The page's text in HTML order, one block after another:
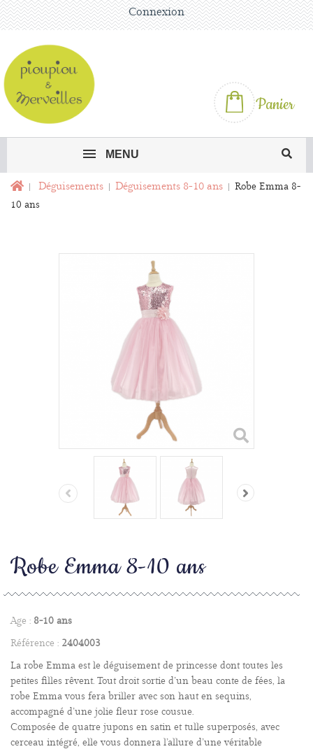
Connexion
Panier
MENU
Déguisements Déguisements 8-10 ans
Robe Emma 8-
10 ans
Robe Emma 8-10 ans
Age : 8-10 ans
Référence : 2404003
La robe Emma est le déguisement de princesse dont toutes les
petites filles rêvent. Tout droit sortie d’un beau conte de fées, la
robe Emma vous fera briller avec son haut en sequins,
accompagné d’une jolie fleur rose cousue.
Composée de quatre jupons en satin et tulle superposés, avec
cerceau intégré, elle vous donnera l’allure d’une véritable